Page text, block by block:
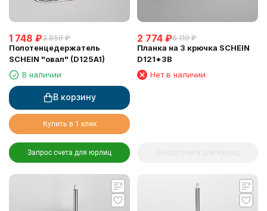
1 748 ₽3 850 ₽
Полотенцедержатель
SCHEIN "овал" (D125A1)
В наличии
В корзину
Купить в 1 клик
Запрос счета для юрлиц
2 774 ₽6 110 ₽
Планка на 3 крючка SCHEIN
D121*3B
Нет в наличии